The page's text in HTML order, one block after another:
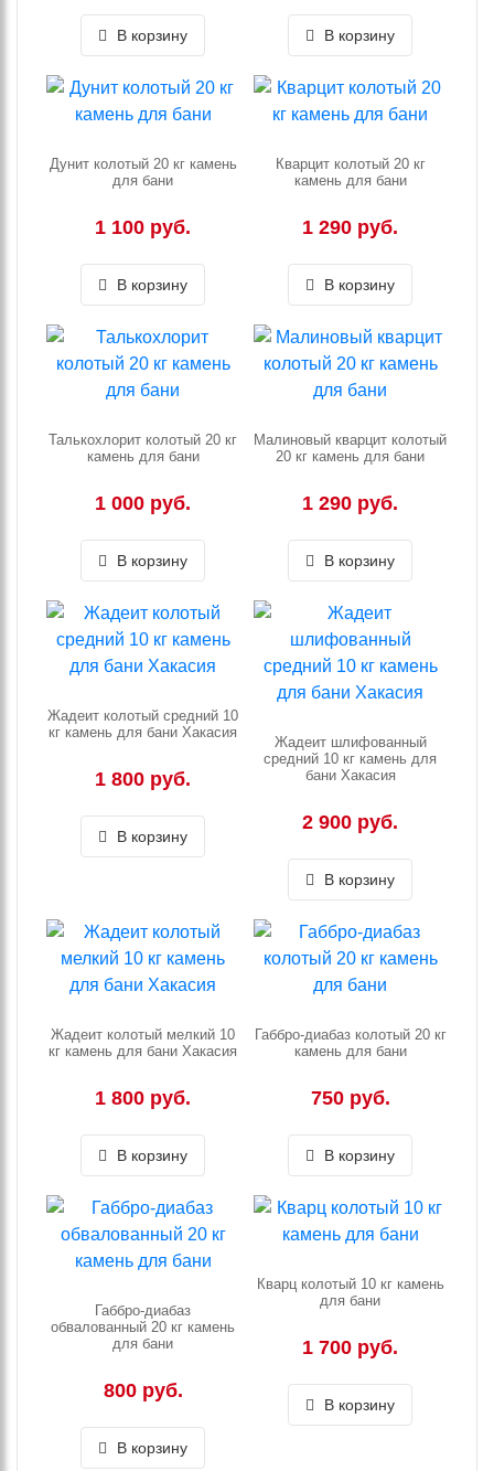
В корзину В корзину
Дунит колотый 20 кг камень
для бани
1 100 руб.
В корзину
Кварцит колотый 20 кг
камень для бани
1 290 руб.
В корзину
Талькохлорит колотый 20 кг
камень для бани
1 000 руб.
В корзину
Малиновый кварцит колотый
20 кг камень для бани
1 290 руб.
В корзину
Жадеит колотый средний 10
кг камень для бани Хакасия
1 800 руб.
В корзину
Жадеит шлифованный
средний 10 кг камень для
бани Хакасия
2 900 руб.
В корзину
Жадеит колотый мелкий 10
кг камень для бани Хакасия
1 800 руб.
В корзину
Габбро-диабаз колотый 20 кг
камень для бани
750 руб.
В корзину
Габбро-диабаз
обвалованный 20 кг камень
для бани
800 руб.
В корзину
Кварц колотый 10 кг камень
для бани
1 700 руб.
В корзину